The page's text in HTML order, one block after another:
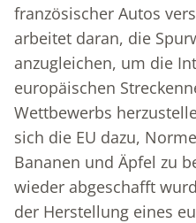
französischer Autos
arbeitet daran, die
anzugleichen, um die
europäischen
Wettbewerbs
sich die EU dazu,
Bananen und Äpfel zu
wieder abgeschafft
der Herstellung eines